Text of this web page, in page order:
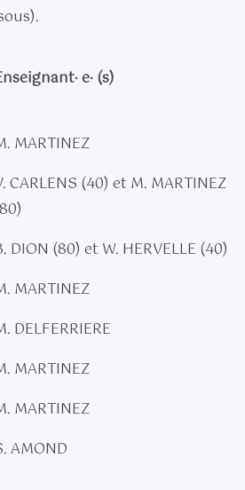
e· (s)
MARTINEZ
CARLENS (40) et M. MARTINEZ
DION (80) et W. HERVELLE (40)
MARTINEZ
DELFERRIERE
MARTINEZ
MARTINEZ
AMOND